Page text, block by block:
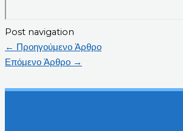
Post navigation
← Προηγούμενο Άρθρο
Επόμενο Άρθρο →